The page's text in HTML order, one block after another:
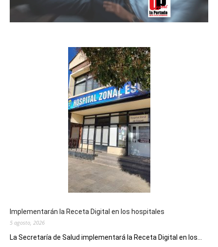
Implementarán la Receta Digital en los hospitales
5 agosto, 2026
La Secretaría de Salud implementará la Receta Digital en los...